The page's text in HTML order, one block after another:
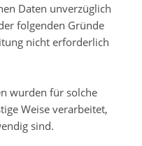
Daten unverzüglich
folgenden Gründe
nicht erforderlich
wurden für solche
Weise verarbeitet,
sind.